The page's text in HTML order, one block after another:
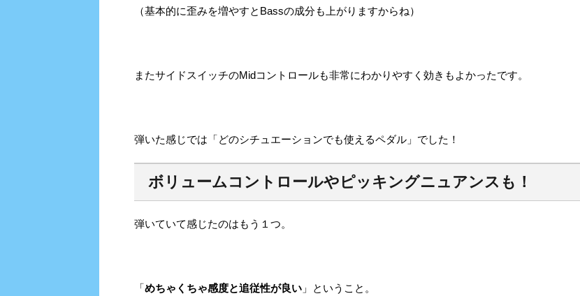
（基本的に歪みを増やすとBassの成分も上がりますからね）
またサイドスイッチのMidコントロールも非常にわかりやすく効きもよかったです。
弾いた感じでは「どのシチュエーションでも使えるペダル」でした！
ボリュームコントロールや ピッキングニュアンス も ！
弾いていて感じたのはもう１つ。
「めちゃくちゃ感度と追従性が良い 」ということ。